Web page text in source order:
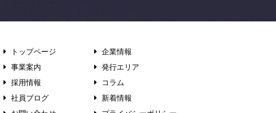
トップページ
企業情報
事業案内
発行エリア
採用情報
コラム
社員ブログ
新着情報